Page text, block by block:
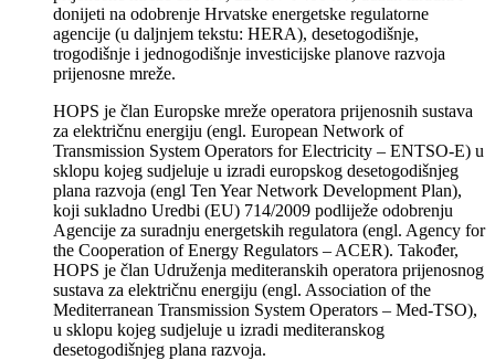
donijeti na odobrenje Hrvatske energetske regulatorne
agencije (u daljnjem tekstu: HERA), desetogodišnje,
trogodišnje i jednogodišnje investicijske planove razvoja
prijenosne mreže.
HOPS je član Europske mreže operatora prijenosnih sustava
za električnu energiju (engl. European Network of
Transmission System Operators for Electricity – ENTSO-E) u
sklopu kojeg sudjeluje u izradi europskog desetogodišnjeg
plana razvoja (engl Ten Year Network Development Plan),
koji sukladno Uredbi (EU) 714/2009 podliježe odobrenju
Agencije za suradnju energetskih regulatora (engl. Agency for
the Cooperation of Energy Regulators – ACER). Također,
HOPS je član Udruženja mediteranskih operatora prijenosnog
sustava za električnu energiju (engl. Association of the
Mediterranean Transmission System Operators – Med-TSO),
u sklopu kojeg sudjeluje u izradi mediteranskog
desetogodišnjeg plana razvoja.